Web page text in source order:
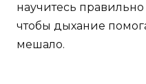
научитесь
чтобы дыхание
мешало.